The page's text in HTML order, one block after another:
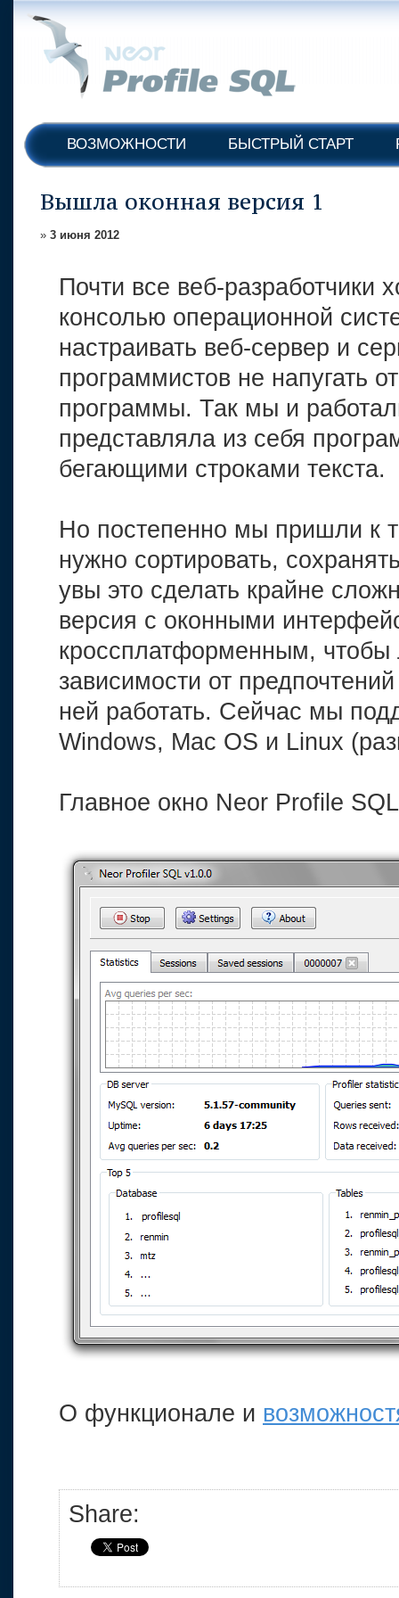
ВОЗМОЖНОСТИ БЫСТРЫЙ СТАРТ
Вышла оконная версия 1
» 3 июня 2012
Почти все веб-
консолью операционной
настраивать веб-сервер и
программистов не напугать
программы. Так мы и
представляла из себя
бегающими строками текста.
Но постепенно мы пришли к
нужно сортировать,
увы это сделать крайне
версия с оконными
кроссплатформенным,
зависимости от
ней работать. Сейчас мы
Windows, Mac OS и Linux
Главное окно Neor Profile
О функционале и
Share: